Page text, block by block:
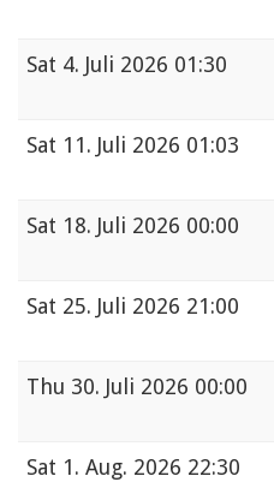
Sat 4. Juli 2026 01:30
Sat 11. Juli 2026 01:03
Sat 18. Juli 2026 00:00
Sat 25. Juli 2026 21:00
Thu 30. Juli 2026 00:00
Sat 1. Aug. 2026 22:30